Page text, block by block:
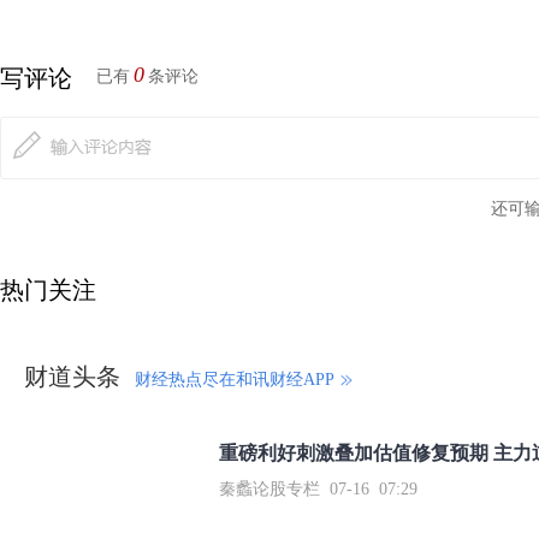
写评论 已有 0 条评论
还可
热门关注
财道头条 财经热点尽在和讯财经APP
秦蠡论股专栏 07-16 07:29